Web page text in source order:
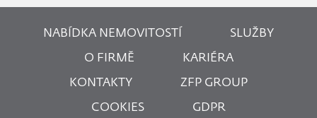
NABÍDKA NEMOVITOSTÍ SLUŽBY
O FIRMĚ KARIÉRA
KONTAKTY ZFP GROUP
COOKIES GDPR